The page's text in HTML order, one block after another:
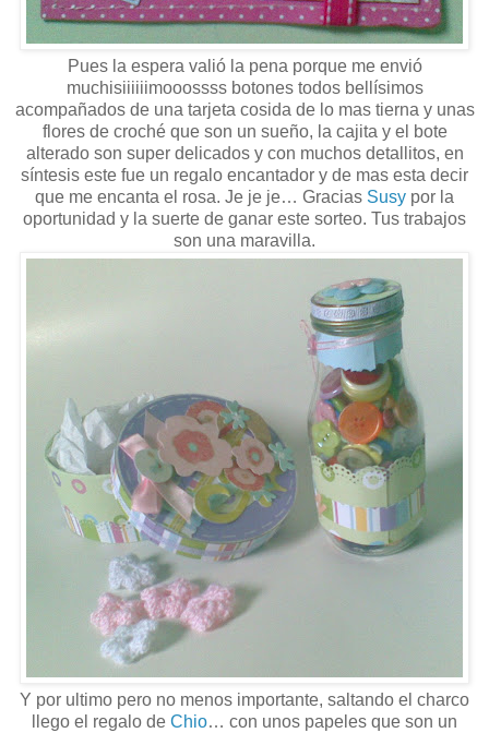
Pues la espera valió la pena porque me envió
muchisiiiiiimooossss botones todos bellísimos
acompañados de una tarjeta cosida de lo mas tierna y unas
flores de croché que son un sueño, la cajita y el bote
alterado son super delicados y con muchos detallitos, en
síntesis este fue un regalo encantador y de mas esta decir
que me encanta el rosa. Je je je… Gracias Susy por la
oportunidad y la suerte de ganar este sorteo. Tus trabajos
son una maravilla.
Y por ultimo pero no menos importante, saltando el charco
llego el regalo de Chio… con unos papeles que son un